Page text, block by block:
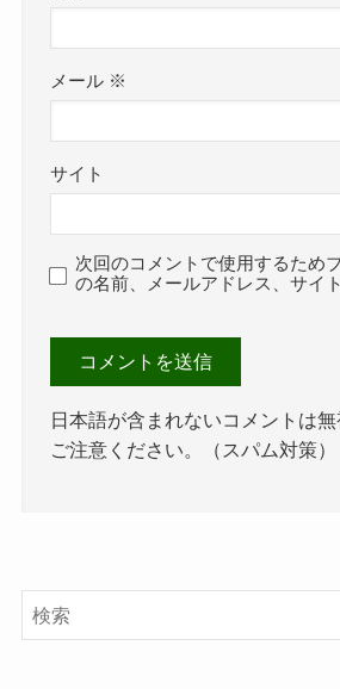
メール ※
サイト
次回のコメントで使用するため
の名前、メールアドレス、サイ
日本語が含まれないコメントは
ご注意ください。（スパム対策）